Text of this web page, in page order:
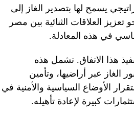
يسمح لها بتصدير الغاز إلى
العلاقات الثنائية بين مصر
في هذه المعادلة.
هذا الاتفاق. تشمل هذه
الغاز عبر أراضيها، وتأمين
الأوضاع السياسية والأمنية في
كبيرة لإعادة تأهيله.